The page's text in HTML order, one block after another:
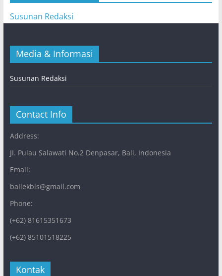
Susunan Redaksi
Media & Informasi
Susunan Redaksi
Contact Info
Address:
JI. Pulau Salawati No.2 Denpasar, Bali, Indonesia
Email:
baliekbis@gmail.com
Phone:
(+62) 81615351673
(+62) 85101518225
Kontak